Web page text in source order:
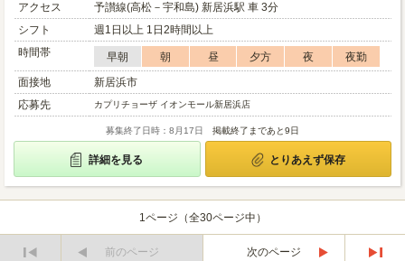
アクセス
予讃線(高松－宇和島) 新居浜駅 車 3分
シフト
週1日以上 1日2時間以上
時間帯
早朝 朝 昼 夕方 夜
夜勤
面接地
新居浜市
応募先
カプリチョーザ イオンモール新居浜店
募集終了日時：8月17日 掲載終了まであと9日
詳細を見る とりあえず保存
1ページ（全30ページ中）
前のページ
次のページ